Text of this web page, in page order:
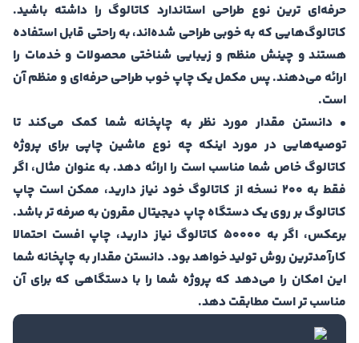
حرفه‌ای ترین نوع طراحی استاندارد کاتالوگ را داشته باشید.
کاتالوگ‌هایی که به خوبی طراحی شده‌اند، به راحتی قابل استفاده
هستند و چینش منظم و زیبایی شناختی محصولات و خدمات را
ارائه می‌دهند. پس مکمل یک چاپ خوب طراحی حرفه‌ای و منظم آن
است.
• دانستن مقدار مورد نظر به چاپخانه شما کمک می‌کند تا
توصیه‌هایی در مورد اینکه چه نوع ماشین چاپی برای پروژه
کاتالوگ خاص شما مناسب است را ارائه دهد. به عنوان مثال، اگر
فقط به 200 نسخه از کاتالوگ خود نیاز دارید، ممکن است چاپ
کاتالوگ بر روی یک دستگاه چاپ دیجیتال مقرون به صرفه تر باشد.
برعکس، اگر به 50000 کاتالوگ نیاز دارید، چاپ افست احتمالا
کارآمدترین روش تولید خواهد بود. دانستن مقدار به چاپخانه شما
این امکان را می‌دهد که پروژه شما را با دستگاهی که برای آن
مناسب تر است مطابقت دهد.